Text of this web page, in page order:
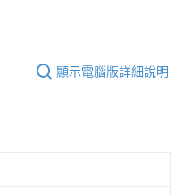
顯示電腦版詳細說明